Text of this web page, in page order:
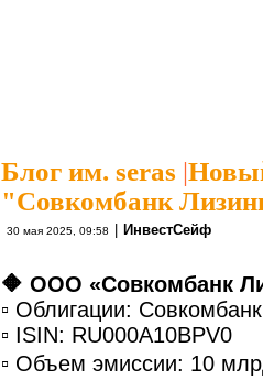
Блог им. seras |
"Совкомбанк
30 мая 2025, 09:58 ИнвестСейф
🔶 ООО «Совкомбанк
▫️ Облигации:
▫️ ISIN: RU000A10BPV0
▫️ Объем эмиссии: 10